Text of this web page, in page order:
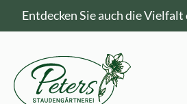
Entdecken Sie auch die